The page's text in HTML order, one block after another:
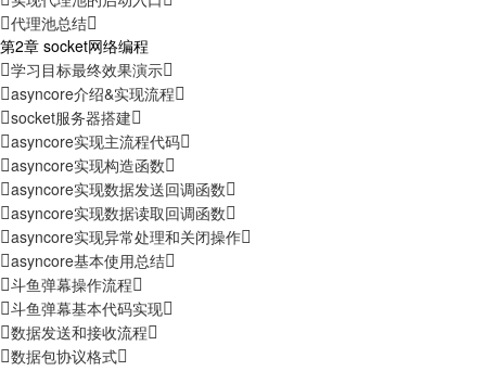
代理池总结
第2章 socket网络编程
学习目标最终效果演示
asyncore介绍&实现流程
socket服务器搭建
asyncore实现主流程代码
asyncore实现构造函数
asyncore实现数据发送回调函数
asyncore实现数据读取回调函数
asyncore实现异常处理和关闭操作
asyncore基本使用总结
斗鱼弹幕操作流程
斗鱼弹幕基本代码实现
数据发送和接收流程
数据包协议格式